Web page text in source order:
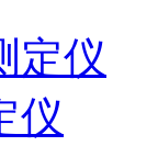
定仪
仪